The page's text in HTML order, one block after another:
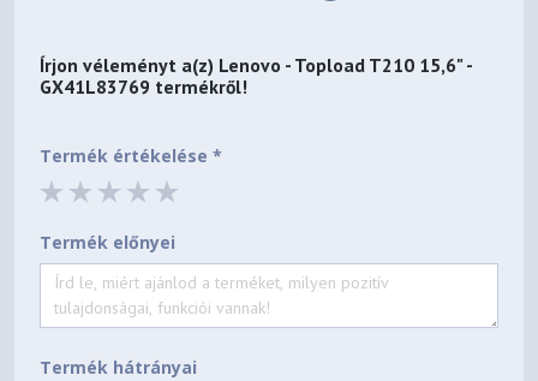
Írjon véleményt a(z) Lenovo - Topload T210 15,6" -
GX41L83769 termékről!
Termék értékelése *
Termék előnyei
Termék hátrányai